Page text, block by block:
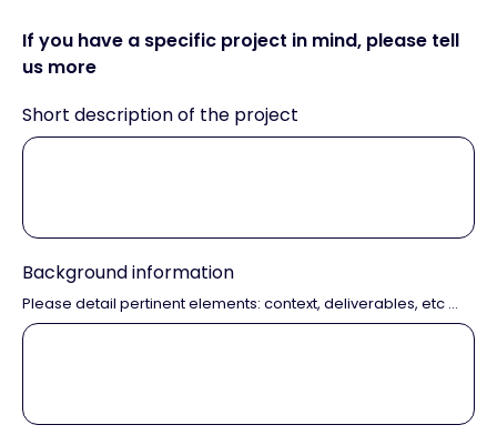
If you have a specific project in mind, please tell
us more
Short description of the project
Background information
Please detail pertinent elements: context, deliverables, etc ...